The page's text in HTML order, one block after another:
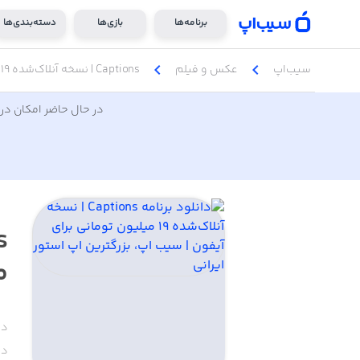
برنامه‌ها بازی‌ها دسته‌بندی‌ها
سیب‌اپ chevron_left عکس و فیلم chevron_left Captions | نسخه آنلاک‌شده ۱۹ میلیون تومانی
در حال حاضر امکان